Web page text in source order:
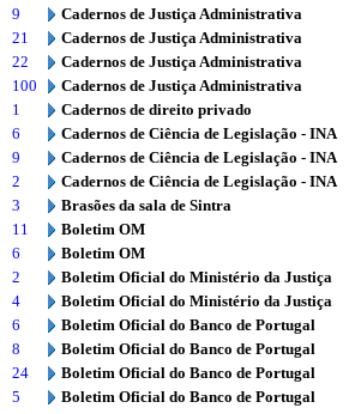
9
Cadernos de Justiça Administrativa
21
Cadernos de Justiça Administrativa
22
Cadernos de Justiça Administrativa
100
Cadernos de Justiça Administrativa
1
Cadernos de direito privado
6
Cadernos de Ciência de Legislação - INA
9
Cadernos de Ciência de Legislação - INA
2
Cadernos de Ciência de Legislação - INA
3
Brasões da sala de Sintra
11
Boletim OM
6
Boletim OM
2
Boletim Oficial do Ministério da Justiça
4
Boletim Oficial do Ministério da Justiça
6
Boletim Oficial do Banco de Portugal
8
Boletim Oficial do Banco de Portugal
24
Boletim Oficial do Banco de Portugal
5
Boletim Oficial do Banco de Portugal